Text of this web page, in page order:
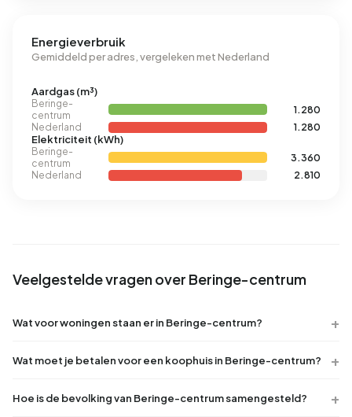
Energieverbruik
Gemiddeld per adres, vergeleken met Nederland
Aardgas (m³)
Beringe-
centrum
1.280
Nederland
1.280
Elektriciteit (kWh)
Beringe-
centrum
3.360
Nederland
2.810
Veelgestelde vragen over Beringe-centrum
Wat voor woningen staan er in Beringe-centrum?
Wat moet je betalen voor een koophuis in Beringe-centrum?
Hoe is de bevolking van Beringe-centrum samengesteld?